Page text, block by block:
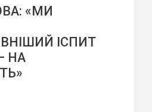
«МИ
ІСПИТ
НА